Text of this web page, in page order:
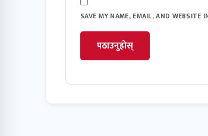
SAVE MY NAME, EMAIL, AND